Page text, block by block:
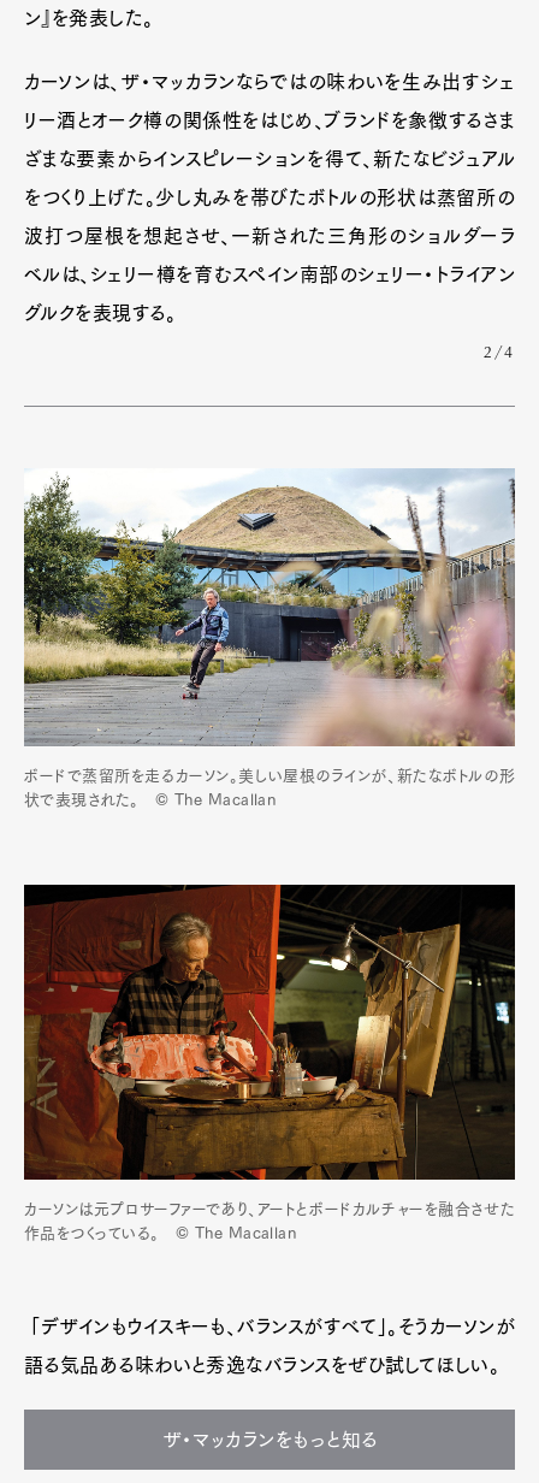
Pen Membership
Contact
Pen Meet
Pen international Pen tw
ン』を発表した。
カーソンは、ザ・マッカランならではの味わいを生み出すシェ
リー酒とオーク樽の関係性をはじめ、ブランドを象徴するさま
ざまな要素からインスピレーションを得て、新たなビジュアル
をつくり上げた。少し丸みを帯びたボトルの形状は蒸留所の
波打つ屋根を想起させ、一新された三角形のショルダーラ
ベルは、シェリー樽を育むスペイン南部のシェリー・トライアン
グルクを表現する。
2/4
ボードで蒸留所を走るカーソン。美しい屋根のラインが、新たなボトルの形
状で表現された。 © The Macallan
カーソンは元プロサーファーであり、アートとボードカルチャーを融合させた
作品をつくっている。 © The Macallan
「デザインもウイスキーも、バランスがすべて」。そうカーソンが
語る気品ある味わいと秀逸なバランスをぜひ試してほしい。
ザ・マッカランをもっと知る